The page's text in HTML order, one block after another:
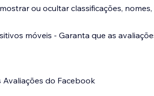
ou ocultar classificações,
móveis - Garanta que as
do Facebook